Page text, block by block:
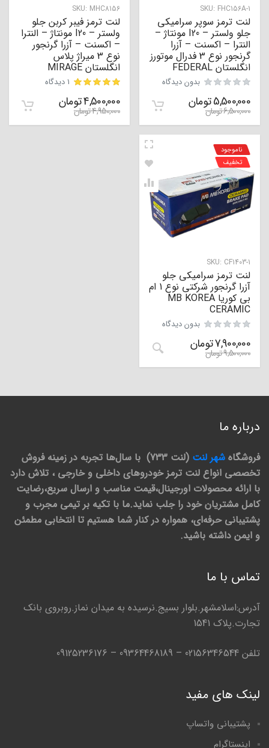
SKU: FHC156A-1
لنت ترمز سوپر سرامیکی
جلو ولستر – I20 مونتاژ –
النترا – اکسنت – آزرا
گرنجور نوع 3 فدرال موتورز
انگلستان FEDERAL
بدون دیدگاه
5,500,000تومان
6,500,000تومان
SKU: MHC8156
لنت ترمز فیبر کربن جلو
ولستر – I20 مونتاژ – النترا
– اکسنت – آزرا گرنجور
نوع 3 میراژ پلاس
انگلستان MIRAGE
مشتری
1 دیدگاه
4,500,000تومان
4,950,000تومان
SKU: CF1403-1
ناموجود
تخفیف
لنت ترمز سرامیکی جلو
آزرا گرنجور شرکتی نوع 1 ام
بی کوریا MB KOREA
CERAMIC
بدون دیدگاه
7,900,000تومان
9,500,000تومان
درباره ما
فروشگاه شهر لنت
(لنت 733) با سال‌ها تجربه در زمینه فروش
تخصصی انواع لنت ترمز خودروهای داخلی و خارجی ، تلاش دارد
با ارائه محصولات اورجینال،قیمت مناسب و ارسال سریع،رضایت
کامل مشتریان خود را جلب نماید.ما با تکیه بر تیمی مجرب و
پشتیبانی حرفه‌ای، همواره در کنار شما هستیم تا انتخابی مطمئن
و ایمن داشته باشید.
تماس با ما
آدرس:اسلامشهر.بلوار بسیج.نرسیده به میدان نماز.روبروی بانک
تجارت.پلاک 1541
تلفن 02156346544 – 09364468189 – 09125236176
لینک های مفید
پشتیبانی واتساپ
اینستاگرام